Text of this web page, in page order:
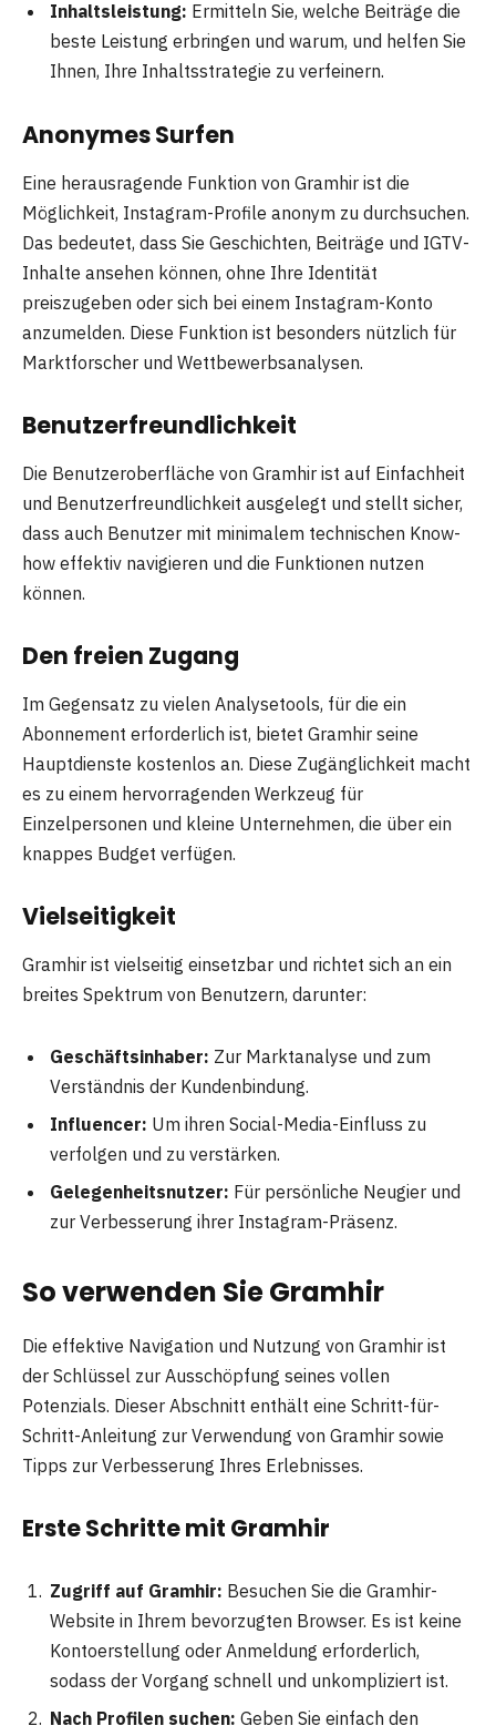
Inhaltsleistung: Ermitteln Sie, welche Beiträge die
beste Leistung erbringen und warum, und helfen Sie
Ihnen, Ihre Inhaltsstrategie zu verfeinern.
Anonymes Surfen
Eine herausragende Funktion von Gramhir ist die
Möglichkeit, Instagram-Profile anonym zu durchsuchen.
Das bedeutet, dass Sie Geschichten, Beiträge und IGTV-
Inhalte ansehen können, ohne Ihre Identität
preiszugeben oder sich bei einem Instagram-Konto
anzumelden. Diese Funktion ist besonders nützlich für
Marktforscher und Wettbewerbsanalysen.
Benutzerfreundlichkeit
Die Benutzeroberfläche von Gramhir ist auf Einfachheit
und Benutzerfreundlichkeit ausgelegt und stellt sicher,
dass auch Benutzer mit minimalem technischen Know-
how effektiv navigieren und die Funktionen nutzen
können.
Den freien Zugang
Im Gegensatz zu vielen Analysetools, für die ein
Abonnement erforderlich ist, bietet Gramhir seine
Hauptdienste kostenlos an. Diese Zugänglichkeit macht
es zu einem hervorragenden Werkzeug für
Einzelpersonen und kleine Unternehmen, die über ein
knappes Budget verfügen.
Vielseitigkeit
Gramhir ist vielseitig einsetzbar und richtet sich an ein
breites Spektrum von Benutzern, darunter:
Geschäftsinhaber: Zur Marktanalyse und zum
Verständnis der Kundenbindung.
Influencer: Um ihren Social-Media-Einfluss zu
verfolgen und zu verstärken.
Gelegenheitsnutzer: Für persönliche Neugier und
zur Verbesserung ihrer Instagram-Präsenz.
So verwenden Sie Gramhir
Die effektive Navigation und Nutzung von Gramhir ist
der Schlüssel zur Ausschöpfung seines vollen
Potenzials. Dieser Abschnitt enthält eine Schritt-für-
Schritt-Anleitung zur Verwendung von Gramhir sowie
Tipps zur Verbesserung Ihres Erlebnisses.
Erste Schritte mit Gramhir
Zugriff auf Gramhir: Besuchen Sie die Gramhir-
Website in Ihrem bevorzugten Browser. Es ist keine
Kontoerstellung oder Anmeldung erforderlich,
sodass der Vorgang schnell und unkompliziert ist.
Nach Profilen suchen: Geben Sie einfach den